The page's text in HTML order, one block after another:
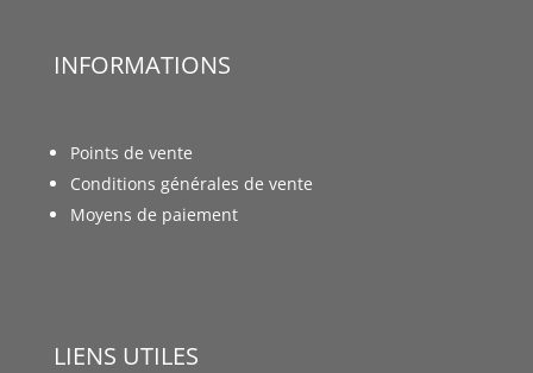
INFORMATIONS
Points de vente
Conditions générales de vente
Moyens de paiement
LIENS UTILES